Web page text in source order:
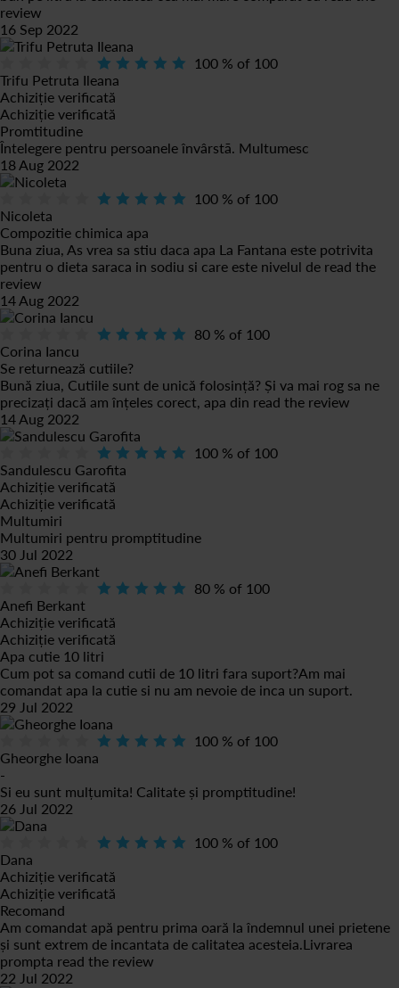
review
16 Sep 2022
100 % of 100
Trifu Petruta Ileana
Achiziție verificată
Achiziție verificată
Promtitudine
Întelegere pentru persoanele învârstā. Multumesc
18 Aug 2022
100 % of 100
Nicoleta
Compozitie chimica apa
Buna ziua, As vrea sa stiu daca apa La Fantana este potrivita
pentru o dieta saraca in sodiu si care este nivelul de read the
review
14 Aug 2022
80 % of 100
Corina Iancu
Se returnează cutiile?
Bună ziua, Cutiile sunt de unică folosință? Și va mai rog sa ne
precizați dacă am înțeles corect, apa din read the review
14 Aug 2022
100 % of 100
Sandulescu Garofita
Achiziție verificată
Achiziție verificată
Multumiri
Multumiri pentru promptitudine
30 Jul 2022
80 % of 100
Anefi Berkant
Achiziție verificată
Achiziție verificată
Apa cutie 10 litri
Cum pot sa comand cutii de 10 litri fara suport?Am mai
comandat apa la cutie si nu am nevoie de inca un suport.
29 Jul 2022
100 % of 100
Gheorghe Ioana
-
Si eu sunt mulțumita! Calitate și promptitudine!
26 Jul 2022
100 % of 100
Dana
Achiziție verificată
Achiziție verificată
Recomand
Am comandat apă pentru prima oară la îndemnul unei prietene
și sunt extrem de incantata de calitatea acesteia.Livrarea
prompta read the review
22 Jul 2022